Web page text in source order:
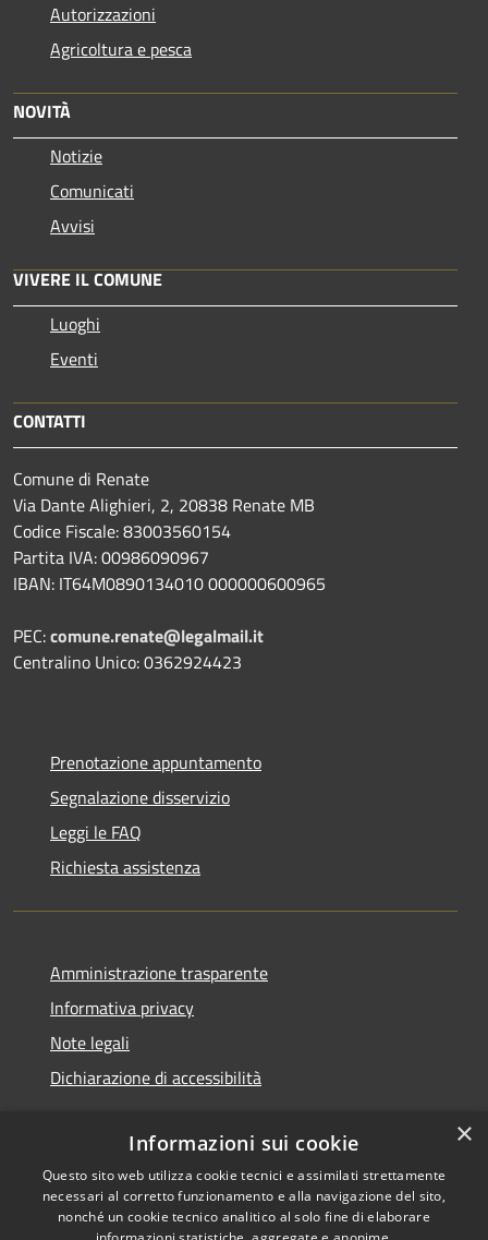
Autorizzazioni
Agricoltura e pesca
NOVITÀ
Notizie
Comunicati
Avvisi
VIVERE IL COMUNE
Luoghi
Eventi
CONTATTI
Comune di Renate
Via Dante Alighieri, 2, 20838 Renate MB
Codice Fiscale: 83003560154
Partita IVA: 00986090967
IBAN: IT64M0890134010 000000600965
PEC:comune.renate@legalmail.it
Centralino Unico: 0362924423
Prenotazione appuntamento
Segnalazione disservizio
Leggi le FAQ
Richiesta assistenza
Amministrazione trasparente
Informativa privacy
Note legali
Dichiarazione di accessibilità
RSS
Accessibilità
Copyright © 2026 • Comune di
Renate • Powered by
×
Informazioni sui cookie
Questo sito web utilizza cookie tecnici e assimilati strettamente
necessari al corretto funzionamento e alla navigazione del sito,
nonché un cookie tecnico analitico al solo fine di elaborare